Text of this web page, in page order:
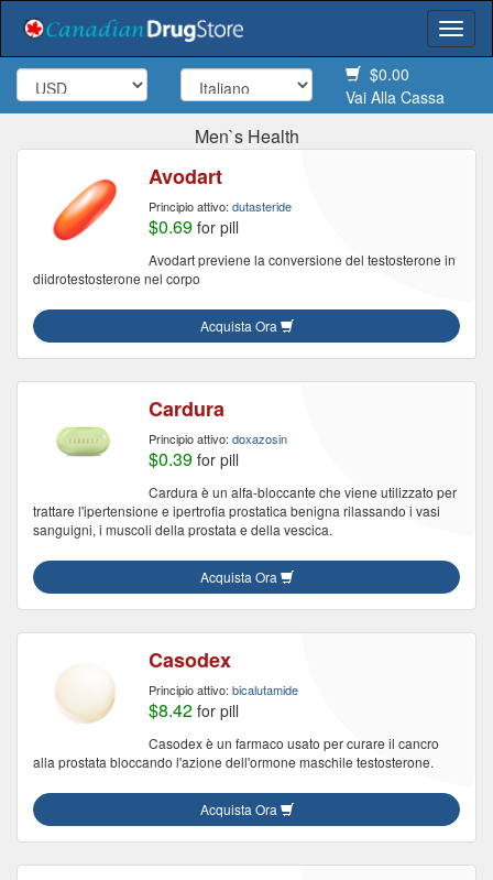
$0.00
Vai Alla Cassa
Men`s Health
Avodart
Principio attivo: dutasteride
$0.69 for pill
Avodart previene la conversione del testosterone in
diidrotestosterone nel corpo
Acquista Ora
Cardura
Principio attivo: doxazosin
$0.39 for pill
Cardura è un alfa-bloccante che viene utilizzato per
trattare l'ipertensione e ipertrofia prostatica benigna rilassando i vasi
sanguigni, i muscoli della prostata e della vescica.
Acquista Ora
Casodex
Principio attivo: bicalutamide
$8.42 for pill
Casodex è un farmaco usato per curare il cancro
alla prostata bloccando l'azione dell'ormone maschile testosterone.
Acquista Ora